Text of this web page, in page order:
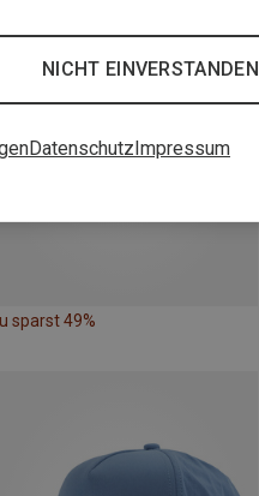
sparst 49%
NICHT EINVERSTANDEN
DatenschutzImpressum